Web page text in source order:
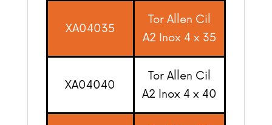
XA04035
Tor Allen Cil
A2 Inox 4 x 35
XA04040
Tor Allen Cil
A2 Inox 4 x 40